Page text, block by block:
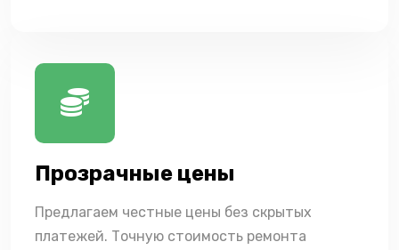
Прозрачные цены
Предлагаем честные цены без скрытых
платежей. Точную стоимость ремонта